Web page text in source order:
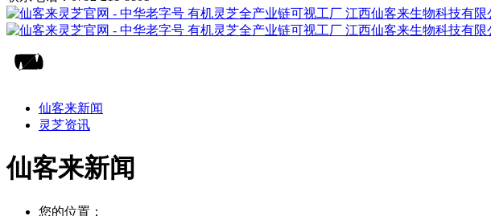
仙客来新闻
灵芝资讯
仙客来新闻
您的位置：